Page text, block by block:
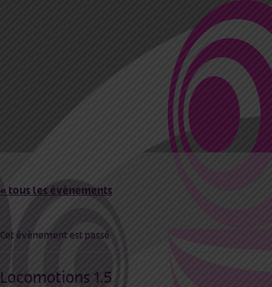
« tous les évènements
Cet évènement est passé
Locomotions 1.5